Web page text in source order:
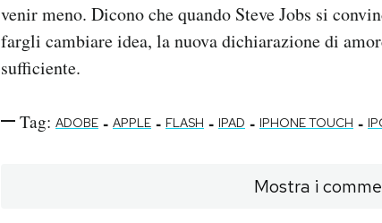
venir meno. Dicono che quando Steve Jobs si
fargli cambiare idea, la nuova dichiarazione di
sufficiente.
Tag: ADOBE - APPLE - FLASH - IPAD - IPHONE TOUCH -
Mostra i